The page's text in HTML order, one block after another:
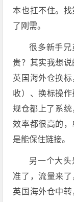
本也扛不住。
了刚需。
很多新手兄
贵？其实我想
英国海外仓换
收）、换标操
规仓都上了系
效率都很高的
是能保住链接。
另一个大
准了，流量来
英国海外仓中转